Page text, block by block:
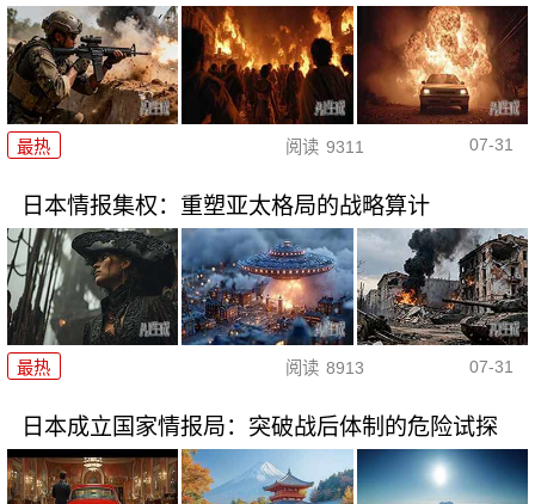
最热 阅读 9311 07-31
日本情报集权：重塑亚太格局的战略算计
最热 阅读 8913 07-31
日本成立国家情报局：突破战后体制的危险试探